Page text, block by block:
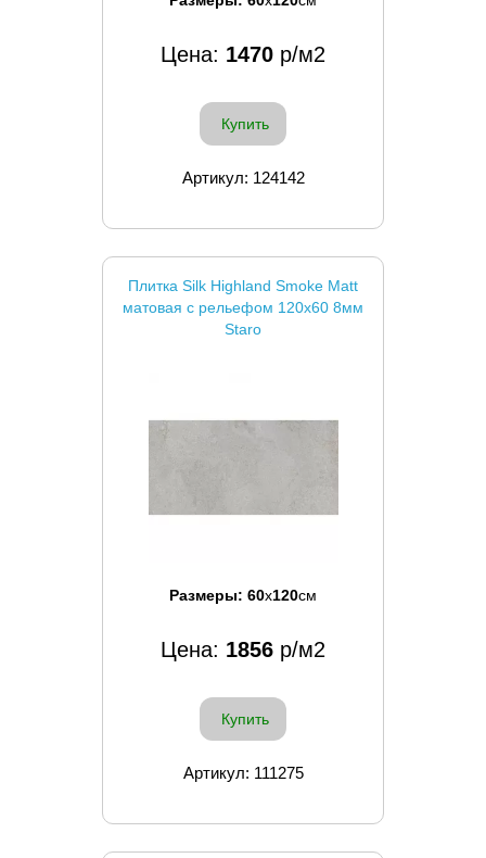
Цена: 1470 р/м2
Купить
Артикул: 124142
Плитка Silk Highland Smoke Matt
матовая с рельефом 120x60 8мм
Staro
Размеры: 60x120см
Цена: 1856 р/м2
Купить
Артикул: 111275